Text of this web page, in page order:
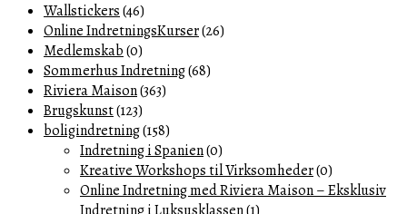
Wallstickers(46)
Online IndretningsKurser(26)
Medlemskab(0)
Sommerhus Indretning(68)
Riviera Maison(363)
Brugskunst(123)
boligindretning(158)
Indretning i Spanien(0)
Kreative Workshops til Virksomheder(0)
Online Indretning med Riviera Maison – Eksklusiv